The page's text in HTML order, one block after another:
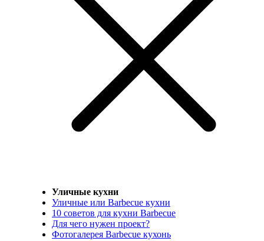
Уличные кухни
Уличные или Barbecue кухни
10 советов для кухни Barbecue
Для чего нужен проект?
Фотогалерея Barbecue кухонь